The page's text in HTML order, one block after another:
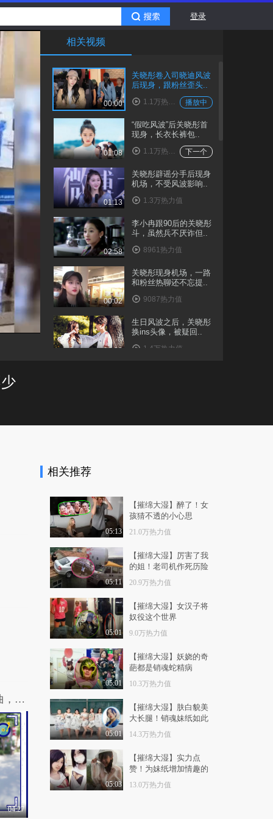
登录
相关视频
00:00
关晓彤卷入司晓迪风波
后现身，跟粉丝歪头..
播放中
1.1万热力值
01:08
“假吃风波”后关晓彤首
现身，长衣长裤包..
下一个
1.1万热力值
01:13
关晓彤辟谣分手后现身
机场，不受风波影响..
1.3万热力值
02:58
李小冉跟90后的关晓彤
斗，虽然兵不厌诈但..
8961热力值
00:02
关晓彤现身机场，一路
和粉丝热聊还不忘提..
9087热力值
01:02
生日风波之后，关晓彤
换ins头像，被疑回..
1.4万热力值
02:32
01:10
鹿晗生日当天关晓彤素
颜现身，收工后和母..
01:55
赵露思真的只有79斤？
当看到她跟关晓彤合..
00:05
关晓彤低调现身机场，
身上牛仔布衫亮相了
关晓彤太嫩了，素颜现
好事将近？鹿晗现身挑
关晓彤太实在了，认真
相关推荐
05:13
【摧绵大湿】醉了！女
孩猜不透的小心思
21.0万热力值
05:11
【摧绵大湿】厉害了我
的姐！老司机作死历险
记
20.9万热力值
05:01
【摧绵大湿】女汉子将
奴役这个世界
9.0万热力值
05:01
【摧绵大湿】妖娆的奇
葩都是销魂蛇精病
10.3万热力值
05:01
【摧绵大湿】肤白貌美
大长腿！销魂妹纸如此
做家务
14.3万热力值
05:03
【摧绵大湿】实力点
赞！为妹纸增加情趣的
奇葩造型
13.0万热力值
北京街头调查路人在KTV必点有哪些金曲，你唱过几首？
04:27